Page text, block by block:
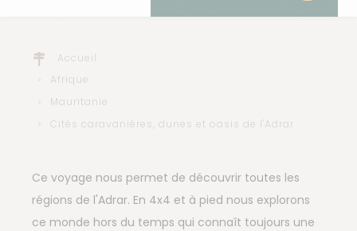
Accueil
Afrique
Mauritanie
Cités caravanières, dunes et oasis de l'Adrar
Ce voyage nous permet de découvrir toutes les
régions de l'Adrar. En 4x4 et à pied nous explorons
ce monde hors du temps qui connaît toujours une